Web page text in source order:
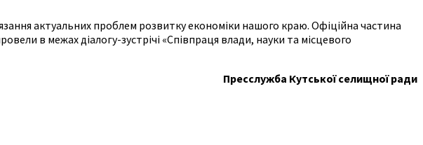
актуальних проблем розвитку економіки нашого краю. Офіційна частина
в межах діалогу-зустрічі «Співпраця влади, науки та місцевого
Пресслужба Кутської селищної ради